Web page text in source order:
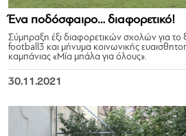
Ένα ποδόσφαιρο… διαφορετικό!
Σύμπραξη έξι διαφορετικών σχολών για το
football3 και μήνυμα κοινωνικής
καμπάνιας «Μία μπάλα για όλους».
30.11.2021